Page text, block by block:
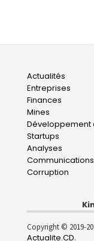
Main
Actualités
Entreprises
Finances
Mines
Développement
Startups
Analyses
Communications
Corruption
Copyright © 2019-
Actualite.CD.